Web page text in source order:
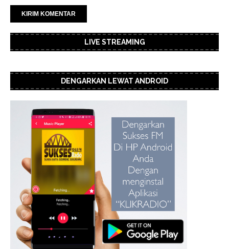
LIVE STREAMING
DENGARKAN LEWAT ANDROID